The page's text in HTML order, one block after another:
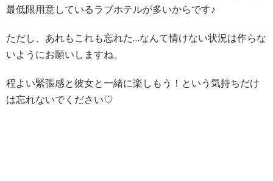
最低限用意しているラブホテルが多いからです♪
ただし、あれもこれも忘れた…なんて情けない状況は作らな
いようにお願いしますね。
程よい緊張感と彼女と一緒に楽しもう！という気持ちだけ
は忘れないでください♡